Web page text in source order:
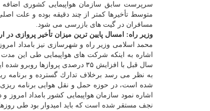
متوسط تأخیرها كمتر از چند دقیقه بوده و علت
مسافران در گیت های بازرسی می شود.
وزیر راه: امسال پایین ترین میزان تأخیر پروازی در
اشاره به اینكه شركت های هواپیمایی طی این مدت
سال قبل با افزایش ۳۵ درصدی پروازها روبرو شده ایم.
به نظر می رسد برخلاف تدارك گسترده و برنامه
شده است، در حوزه حمل و نقل هوایی برنامه
اشاره نمود سازمان هواپیمایی كشور بامداد
نجف مستقر شده است كه باید امیدوار بود طی